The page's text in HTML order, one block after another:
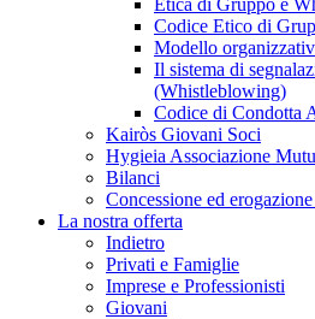
Etica di Gruppo e
Codice Etico di
Modello
Il sistema di
(Whistleblowing)
Codice di Condotta
Kairòs Giovani Soci
Hygieia Associazione
Bilanci
Concessione ed
La nostra offerta
Indietro
Privati e Famiglie
Imprese e Professionisti
Giovani